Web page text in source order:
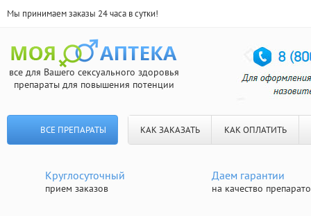
Мы принимаем заказы 24 часа в сутки!
все для Вашего сексуального здоровья
препараты для повышения потенции
ВСЕ ПРЕПАРАТЫ КАК ЗАКАЗАТЬ КАК ОПЛАТИТЬ
Круглосуточный
прием заказов
Даем гарантии
на качество